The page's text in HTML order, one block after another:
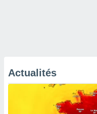
Actualités